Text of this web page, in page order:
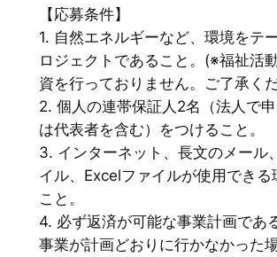
【応募条件】
1. 自然エネルギーなど、環境をテ
ロジェクトであること。(※福祉活
資を行っておりません。ご了承く
2. 個人の連帯保証人2名（法人で
は代表者を含む）をつけること。
3. インターネット、長文のメール
イル、Excelファイルが使用できる
こと。
4. 必ず返済が可能な事業計画であ
事業が計画どおりに行かなかった